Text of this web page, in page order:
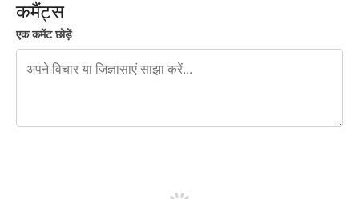
कमैंट्स
एक कमेंट छोड़ें